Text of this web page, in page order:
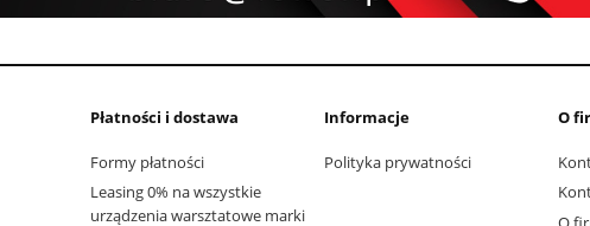
Płatności i dostawa
Formy płatności
Leasing 0% na wszystkie
urządzenia warsztatowe marki
Informacje
Polityka prywatności
O